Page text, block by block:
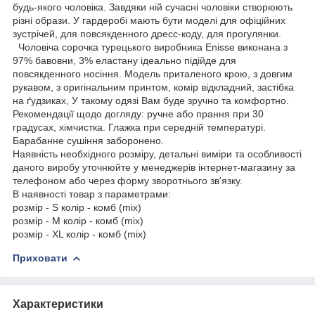
будь-якого чоловіка. Завдяки ній сучасні чоловіки створюють
різні образи. У гардеробі мають бути моделі для офіційних
зустрічей, для повсякденного дресс-коду, для прогулянки.
Чоловіча сорочка турецького виробника Еnisse виконана з
97% бавовни, 3% еластану ідеально підійде для
повсякденного носіння. Модель приталеного крою, з довгим
рукавом, з оригінальним принтом, комір відкладний, застібка
на ґудзиках, У такому одязі Вам буде зручно та комфортно.
Рекомендації щодо догляду: ручне або прання при 30
градусах, хімчистка. Глажка при середній температурі.
Барабанне сушіння заборонено.
Наявність необхідного розміру, детальні виміри та особливості
даного виробу уточнюйте у менеджерів інтернет-магазину за
телефоном або через форму зворотнього зв'язку.
В наявності товар з параметрами:
розмір - S колір - комб (mix)
розмір - M колір - комб (mix)
розмір - XL колір - комб (mix)
Приховати
Характеристики